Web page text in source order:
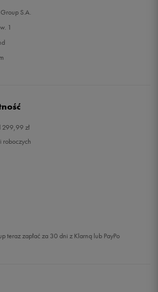
S.A.
1
299,99 zł
roboczych
teraz zapłać za 30 dni z Klarną lub PayPo